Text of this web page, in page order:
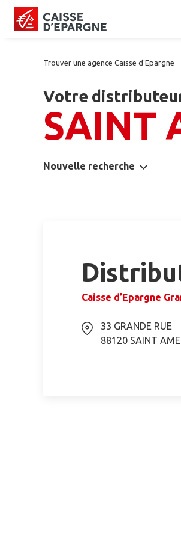
Trouver une agence Caisse d’Epargne
Votre
SAINT
Nouvelle recherche
Caisse d’Epargne
33 GRANDE RUE
88120 SAINT AME